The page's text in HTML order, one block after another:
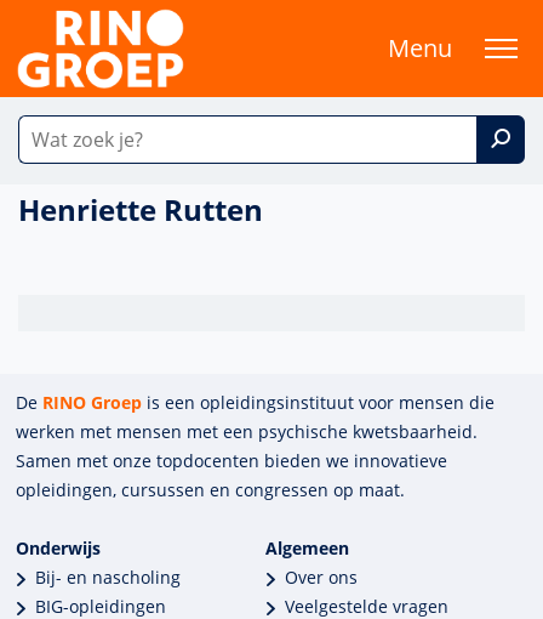
Menu
Henriette Rutten
De RINO Groep is een opleidings­insti­tuut voor mensen die
werken met mensen met een psychische kwets­baar­heid.
Samen met onze top­docenten bieden we innova­tieve
opleidingen, cursussen en congres­sen op maat.
Onderwijs
Bij- en nascholing
BIG-opleidingen
Algemeen
Over ons
Veelgestelde vragen